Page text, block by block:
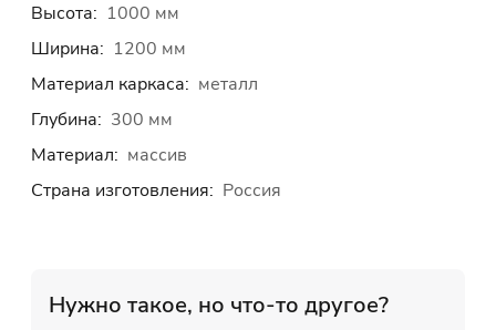
Высота: 1000 мм
Ширина: 1200 мм
Материал каркаса: металл
Глубина: 300 мм
Материал: массив
Страна изготовления: Россия
Нужно такое, но что-то другое?